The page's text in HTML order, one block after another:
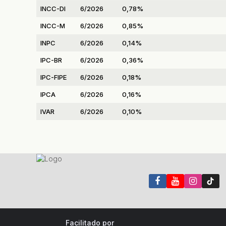
INCC-DI 6/2026 0,78%
INCC-M 6/2026 0,85%
INPC 6/2026 0,14%
IPC-BR 6/2026 0,36%
IPC-FIPE 6/2026 0,18%
IPCA 6/2026 0,16%
IVAR 6/2026 0,10%